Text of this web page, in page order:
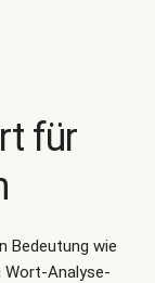
für
Bedeutung wie
Wort-Analyse-